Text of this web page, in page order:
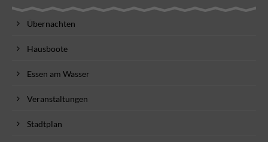
Übernachten
Hausboote
Essen am Wasser
Veranstaltungen
Stadtplan